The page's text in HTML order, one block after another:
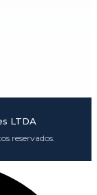
LTDA
reservados.